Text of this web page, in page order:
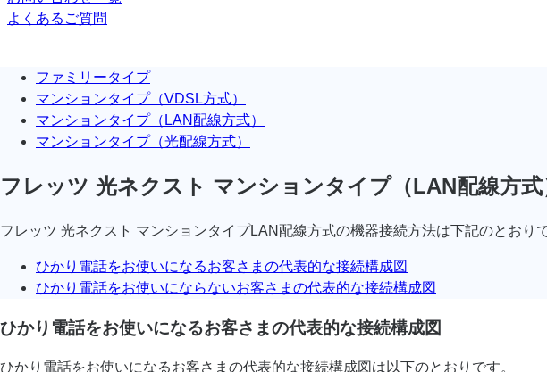
よくあるご質問
ファミリータイプ
マンションタイプ（VDSL方式）
マンションタイプ（LAN配線方式）
マンションタイプ（光配線方式）
フレッツ 光ネクスト マンションタイプ（LAN配線方式
フレッツ 光ネクスト マンションタイプLAN配線方式の機器接続方法は下記のとおりで
ひかり電話をお使いになるお客さまの代表的な接続構成図
ひかり電話をお使いにならないお客さまの代表的な接続構成図
ひかり電話をお使いになるお客さまの代表的な接続構成図
ひかり電話をお使いになるお客さまの代表的な接続構成図は以下のとおりです。